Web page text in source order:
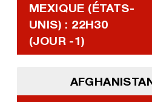
MEXIQUE (ÉTATS-
UNIS) : 22H30
(JOUR -1)